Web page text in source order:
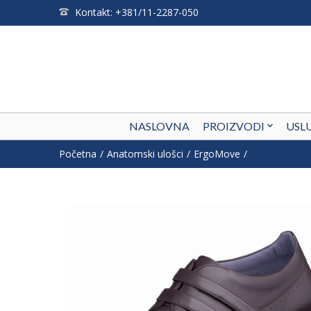
Kontakt: +381/11-2287-050
NASLOVNA PROIZVODI
Početna Anatomski ulošci ErgoMove